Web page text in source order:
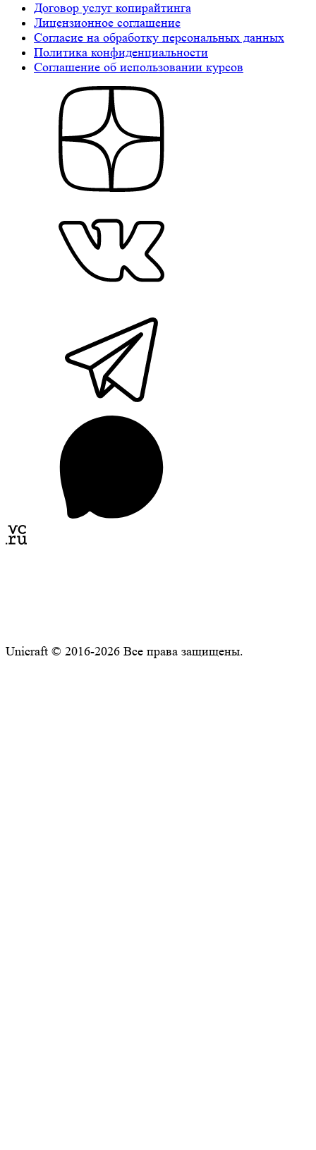
Договор услуг копирайтинга
Лицензионное соглашение
Cогласие на обработку персональных данных
Политика конфиденциальности
Соглашение об использовании курсов
Unicraft © 2016-2026 Все права защищены.